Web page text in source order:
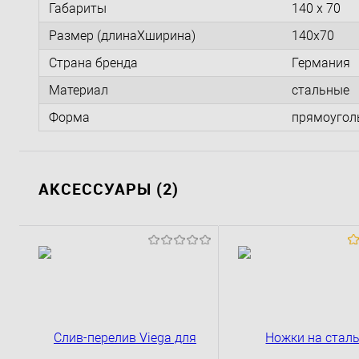
Габариты
140 x 70
Размер (длинаXширина)
140x70
Страна бренда
Германия
Материал
стальные
Форма
АКСЕССУАРЫ (2)